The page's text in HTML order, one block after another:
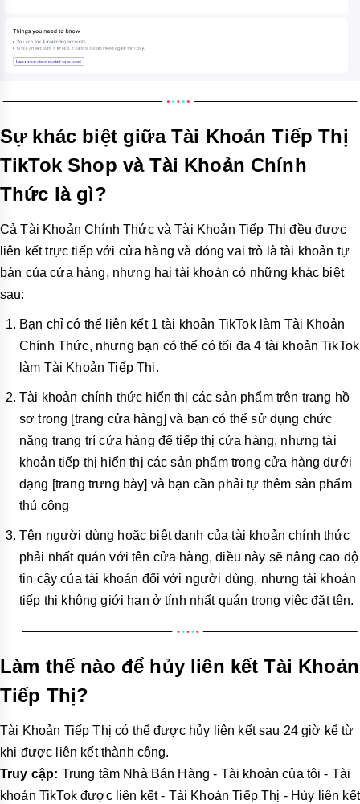
Sự khác biệt giữa Tài Khoản Tiếp Thị
TikTok Shop và Tài Khoản Chính
Thức là gì?
Cả Tài Khoản Chính Thức và Tài Khoản Tiếp Thị đều được
liên kết trực tiếp với cửa hàng và đóng vai trò là tài khoản tự
bán của cửa hàng, nhưng hai tài khoản có những khác biệt
sau:
Bạn chỉ có thể liên kết 1 tài khoản TikTok làm Tài Khoản
Chính Thức, nhưng bạn có thể có tối đa 4 tài khoản TikTok
làm Tài Khoản Tiếp Thị.
Tài khoản chính thức hiển thị các sản phẩm trên trang hồ
sơ trong [trang cửa hàng] và bạn có thể sử dụng chức
năng trang trí cửa hàng để tiếp thị cửa hàng, nhưng tài
khoản tiếp thị hiển thị các sản phẩm trong cửa hàng dưới
dạng [trang trưng bày] và bạn cần phải tự thêm sản phẩm
thủ công
Tên người dùng hoặc biệt danh của tài khoản chính thức
phải nhất quán với tên cửa hàng, điều này sẽ nâng cao độ
tin cậy của tài khoản đối với người dùng, nhưng tài khoản
tiếp thị không giới hạn ở tính nhất quán trong việc đặt tên.
Làm thế nào để hủy liên kết Tài Khoản
Tiếp Thị?
Tài Khoản Tiếp Thị có thể được hủy liên kết sau 24 giờ kể từ
khi được liên kết thành công.
Truy cập: Trung tâm Nhà Bán Hàng - Tài khoản của tôi - Tài
khoản TikTok được liên kết - Tài Khoản Tiếp Thị - Hủy liên kết